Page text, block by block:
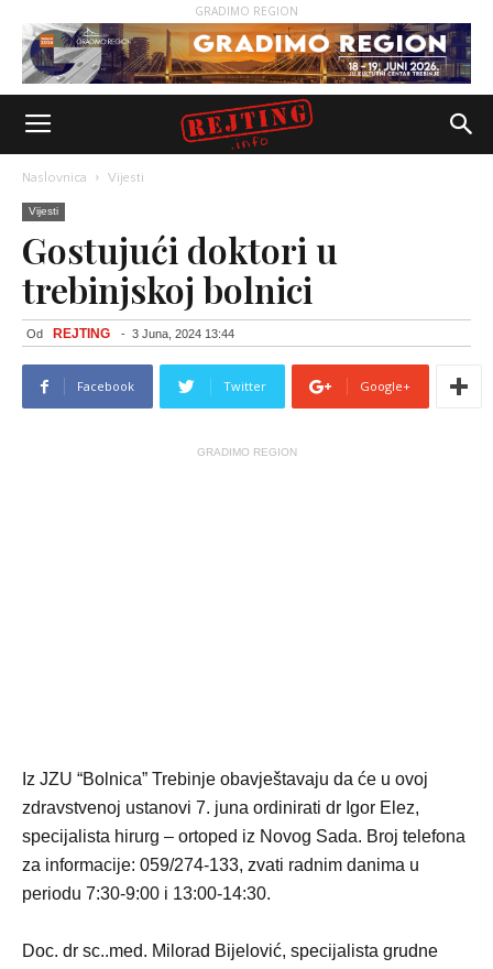
GRADIMO REGION
Naslovnica Vijesti
Vijesti
Gostujući doktori u
trebinjskoj bolnici
Od REJTING - 3 Juna, 2024 13:44
Facebook Twitter Google+
GRADIMO REGION
Iz JZU “Bolnica” Trebinje obavještavaju da će u ovoj
zdravstvenoj ustanovi 7. juna ordinirati dr Igor Elez,
specijalista hirurg – ortoped iz Novog Sada. Broj telefona
za informacije: 059/274-133, zvati radnim danima u
periodu 7:30-9:00 i 13:00-14:30.
Doc. dr sc..med. Milorad Bijelović, specijalista grudne